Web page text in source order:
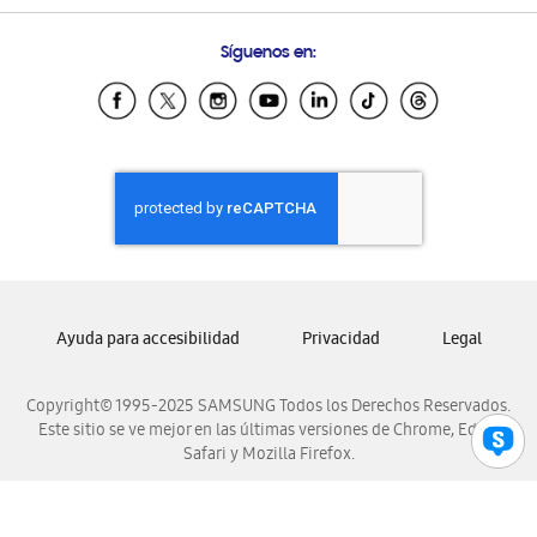
Samsung Ecuador
Samsung El Salvador
Samsung Honduras
Samsung Nicaragua
Samsung Panamá
Samsung Venezuela
Síguenos en:
Copyright© 1995-2025 SAMSUNG Todos los Derechos Reservados.
Este sitio se ve mejor en las últimas versiones de Chrome, Edge,
Safari y Mozilla Firefox.
Ayuda para accesibilidad Privacidad Legal